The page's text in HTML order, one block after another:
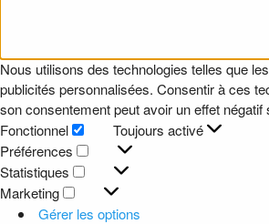
Nous utilisons des technologies telles que
publicités personnalisées. Consentir à ces
son consentement peut avoir un effet
Fonctionnel
Fonctionnel
Toujours activé
Préférences
Préférences
Statistiques
Statistiques
Marketing
Marketing
Gérer les options